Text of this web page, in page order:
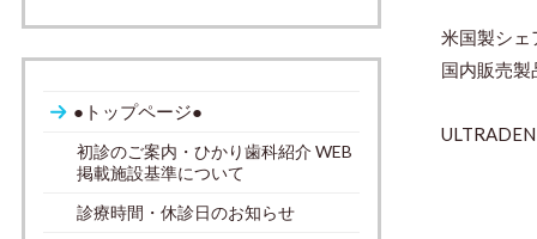
米国製シェ
国内販売
●トップページ●
初診のご案内・ひかり歯科紹介 WEB
掲載施設基準について
診療時間・休診日のお知らせ